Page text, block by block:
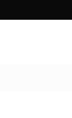
to